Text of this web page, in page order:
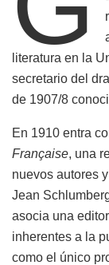
literatura en la
secretario del
de 1907/8
En 1910 entra
Française, una
nuevos autores
Jean
asocia una
inherentes a la
como el único